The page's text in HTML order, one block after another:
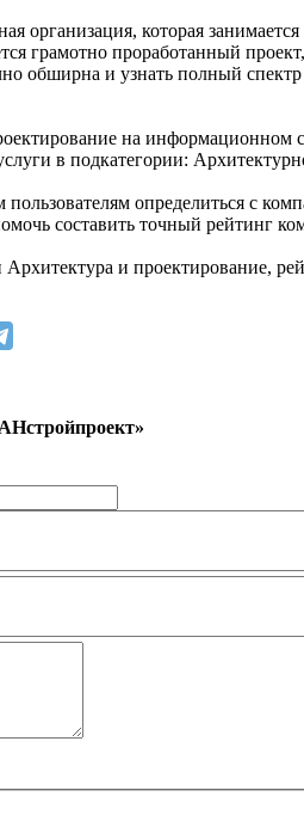
организация, которая
грамотно проработанный
обширна и узнать полный
на
в подкатегории:
определиться с
составить точный рейтинг
и проектирование,